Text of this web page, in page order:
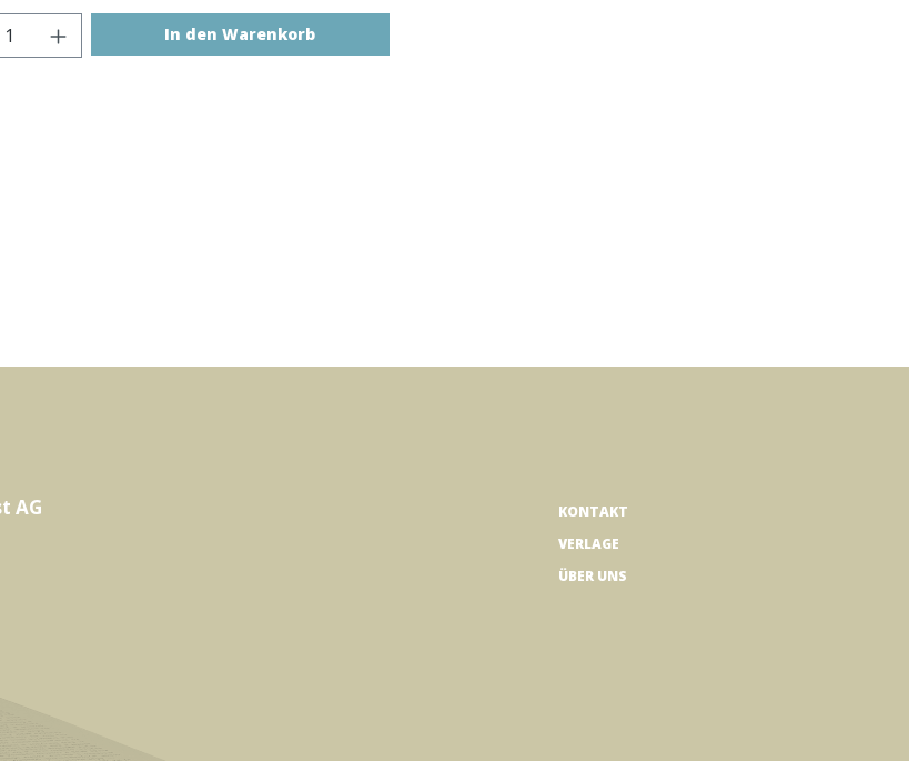
Anzahl: Gib den gewünschten Wert ein oder benutze die
In den Warenkorb
AG
KONTAKT
VERLAGE
ÜBER UNS